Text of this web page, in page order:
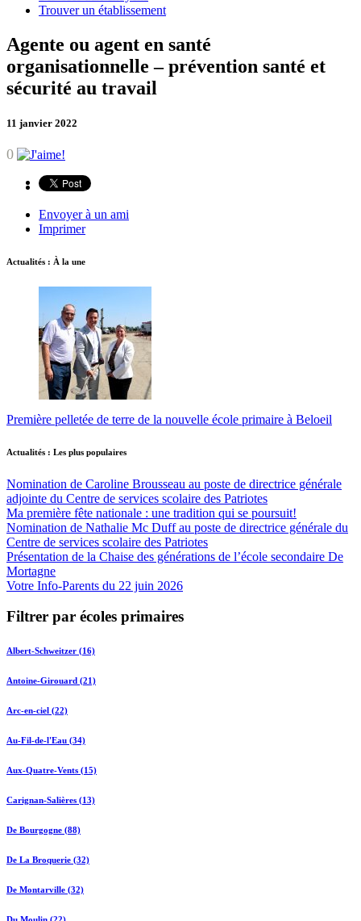
Trouver un établissement
Agente ou agent en santé
organisationnelle – prévention santé et
sécurité au travail
11 janvier 2022
0
Envoyer à un ami
Imprimer
Actualités : À la une
Première pelletée de terre de la nouvelle école primaire à Beloeil
Actualités : Les plus populaires
Nomination de Caroline Brousseau au poste de directrice générale
adjointe du Centre de services scolaire des Patriotes
Ma première fête nationale : une tradition qui se poursuit!
Nomination de Nathalie Mc Duff au poste de directrice générale du
Centre de services scolaire des Patriotes
Présentation de la Chaise des générations de l’école secondaire De
Mortagne
Votre Info-Parents du 22 juin 2026
Filtrer par écoles primaires
Albert-Schweitzer (16)
Antoine-Girouard (21)
Arc-en-ciel (22)
Au-Fil-de-l'Eau (34)
Aux-Quatre-Vents (15)
Carignan-Salières (13)
De Bourgogne (88)
De La Broquerie (32)
De Montarville (32)